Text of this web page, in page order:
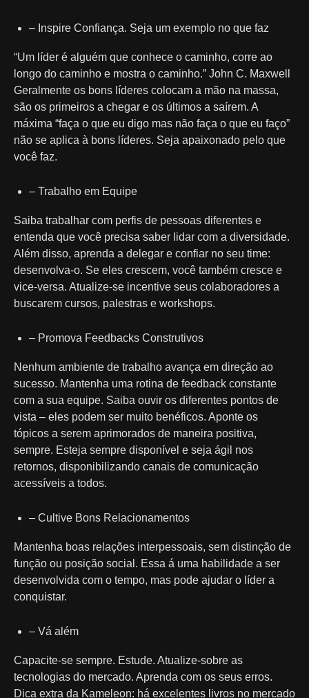
– Inspire Confiança. Seja um exemplo no que faz
“Um líder é alguém que conhece o caminho, corre ao
longo do caminho e mostra o caminho.” John C. Maxwell
Geralmente os bons líderes colocam a mão na massa,
são os primeiros a chegar e os últimos a saírem. A
máxima “faça o que eu digo mas não faça o que eu faço”
não se aplica à bons líderes. Seja apaixonado pelo que
você faz.
– Trabalho em Equipe
Saiba trabalhar com perfis de pessoas diferentes e
entenda que você precisa saber lidar com a diversidade.
Além disso, aprenda a delegar e confiar no seu time:
desenvolva-o. Se eles crescem, você também cresce e
vice-versa. Atualize-se incentive seus colaboradores a
buscarem cursos, palestras e workshops.
– Promova Feedbacks Construtivos
Nenhum ambiente de trabalho avança em direção ao
sucesso. Mantenha uma rotina de feedback constante
com a sua equipe. Saiba ouvir os diferentes pontos de
vista – eles podem ser muito benéficos. Aponte os
tópicos a serem aprimorados de maneira positiva,
sempre. Esteja sempre disponível e seja ágil nos
retornos, disponibilizando canais de comunicação
acessíveis a todos.
– Cultive Bons Relacionamentos
Mantenha boas relações interpessoais, sem distinção de
função ou posição social. Essa á uma habilidade a ser
desenvolvida com o tempo, mas pode ajudar o líder a
conquistar.
– Vá além
Capacite-se sempre. Estude. Atualize-sobre as
tecnologias do mercado. Aprenda com os seus erros.
Dica extra da Kameleon: há excelentes livros no mercado